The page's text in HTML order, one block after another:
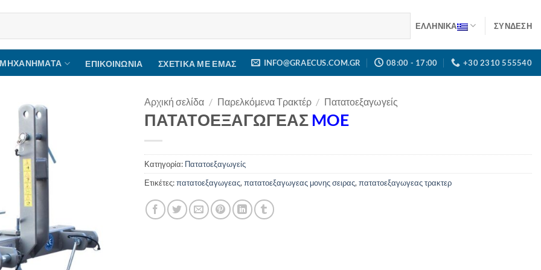
ΕΛΛΗΝΙΚΑ ΣΎΝΔΕΣΗ
ΕΠΙΚΟΙΝΩΝΊΑ ΣΧΕΤΙΚΆ ΜΕ ΕΜΆΣ INFO@GRAECUS.COM.GR 08:00 - 17:00 +30 2310 555540
Αρχική σελίδα / Παρελκόμενα Τρακτέρ / Πατατοεξαγωγείς
ΠΑΤΑΤΟΕΞΑΓΩΓΕΑΣ MOE
Κατηγορία: Πατατοεξαγωγείς
Ετικέτες:πατατοεξαγωγεας, πατατοεξαγωγεας μονης σειρας, πατατοεξαγωγεας τρακτερ